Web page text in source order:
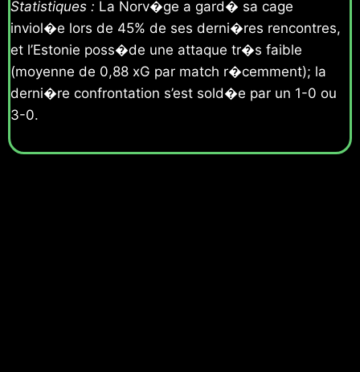
Statistiques : La Norv�ge a gard� sa cage
inviol�e lors de 45% de ses derni�res rencontres,
et l’Estonie poss�de une attaque tr�s faible
(moyenne de 0,88 xG par match r�cemment); la
derni�re confrontation s’est sold�e par un 1-0 ou
3-0.